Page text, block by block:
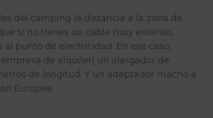
del camping la distancia a la zona de
si no tienes un cable muy extenso,
punto de electricidad. En ese caso,
de alquiler) un alargador de
de longitud. Y un adaptador macho a
Europea.